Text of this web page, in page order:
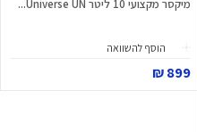
מיקסר מקצועי 10 ליטר Universe UN...
הוסף להשוואה
899 ₪